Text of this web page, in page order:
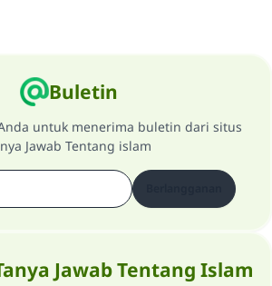
Buletin
untuk menerima buletin dari situs
Jawab Tentang islam
Jawab Tentang Islam